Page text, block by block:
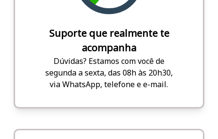
Suporte que realmente te
acompanha
Dúvidas? Estamos com você de
segunda a sexta, das 08h às 20h30,
via WhatsApp, telefone e e-mail.